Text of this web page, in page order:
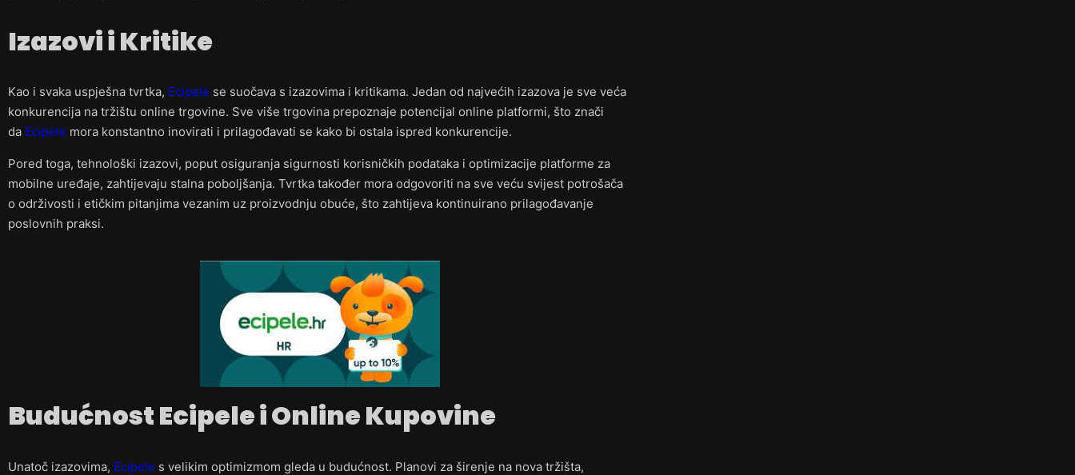
Izazovi i Kritike
Kao i svaka uspješna tvrtka, Ecipele se suočava s izazovima i kritikama. Jedan od najvećih izazova je sve veća
konkurencija na tržištu online trgovine. Sve više trgovina prepoznaje potencijal online platformi, što znači
da Ecipele mora konstantno inovirati i prilagođavati se kako bi ostala ispred konkurencije.
Pored toga, tehnološki izazovi, poput osiguranja sigurnosti korisničkih podataka i optimizacije platforme za
mobilne uređaje, zahtijevaju stalna poboljšanja. Tvrtka također mora odgovoriti na sve veću svijest potrošača
o održivosti i etičkim pitanjima vezanim uz proizvodnju obuće, što zahtijeva kontinuirano prilagođavanje
poslovnih praksi.
Budućnost Ecipele i Online Kupovine
Unatoč izazovima, Ecipele s velikim optimizmom gleda u budućnost. Planovi za širenje na nova tržišta,